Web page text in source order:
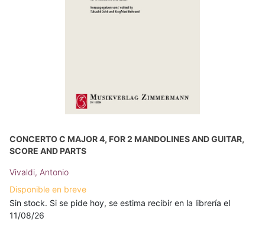
CONCERTO C MAJOR 4, FOR 2 MANDOLINES AND GUITAR,
SCORE AND PARTS
Vivaldi, Antonio
Disponible en breve
Sin stock. Si se pide hoy, se estima recibir en la librería el
11/08/26